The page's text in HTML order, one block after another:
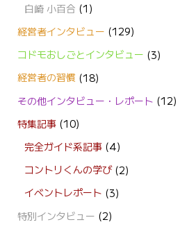
白崎 小百合 (1)
経営者インタビュー (129)
コドモおしごとインタビュー (3)
経営者の習慣(18)
その他インタビュー・レポート (12)
特集記事(10)
完全ガイド系記事 (4)
コントリくんの学び(2)
イベントレポート (3)
特別インタビュー (2)